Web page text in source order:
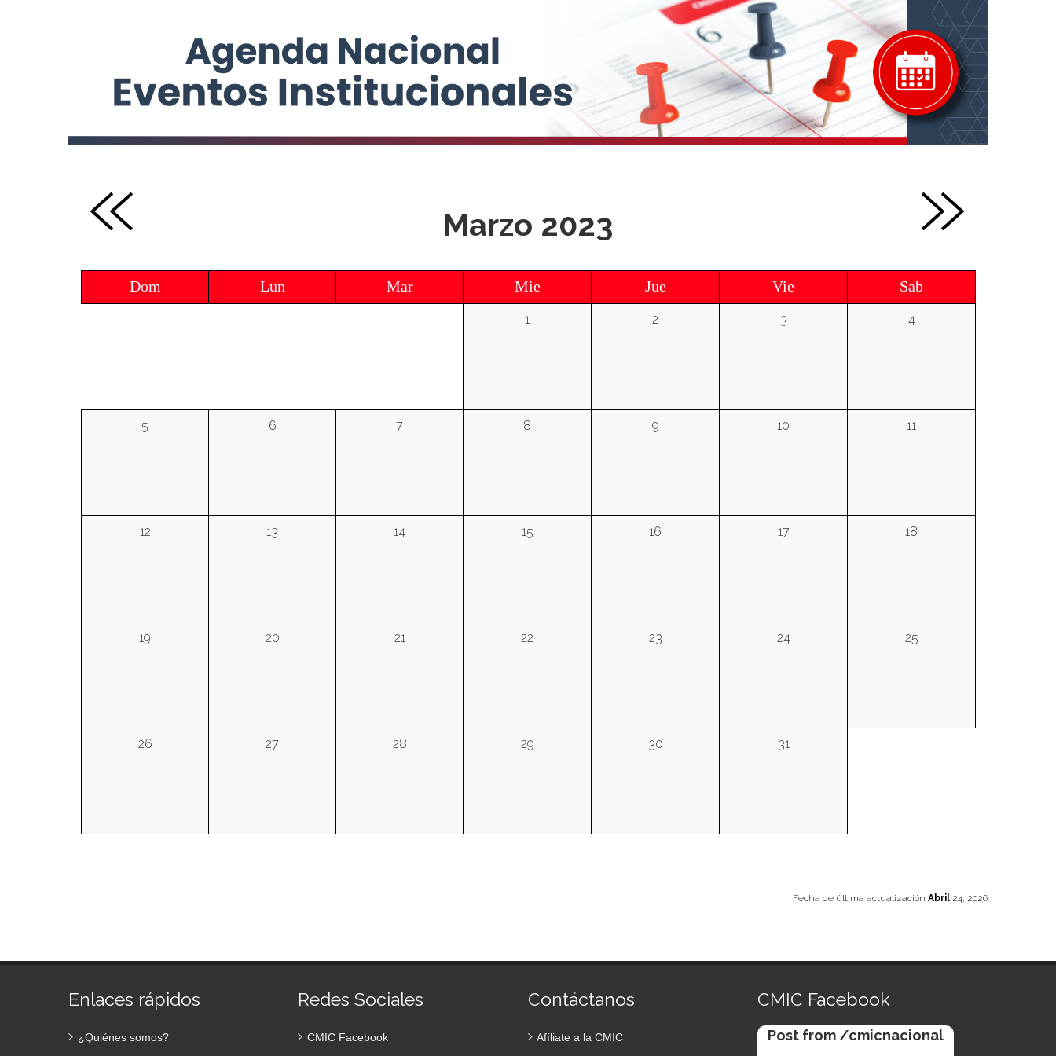
Marzo 2023
Dom Lun Mar Mie Jue Vie Sab
1 2 3 4
5 6 7 8 9 10 11
12 13 14 15 16 17 18
19 20 21 22 23 24 25
26 27 28 29 30 31
Fecha de última actualización Abril 24, 2026
Enlaces rápidos
¿Quiénes somos?
Redes Sociales
CMIC Facebook
Contáctanos
Afíliate a la CMIC
CMIC Facebook
Post from /cmicnacional